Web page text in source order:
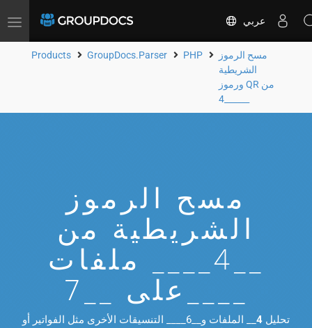
Toggle
عربي
Products GroupDocs.Parser PHP
مسح الرموز
الشريطية
ورموز QR من
مسح الرموز
الشريطية من
__4____ ملفات
تحليل 4
__ الملفات و__6____ التنسيقات الأخرى مثل الفواتير أو